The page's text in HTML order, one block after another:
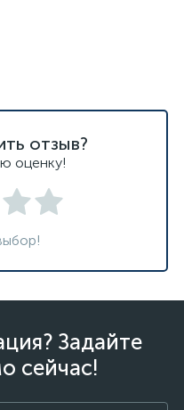
отзыв?
оценку!
Задайте
сейчас!